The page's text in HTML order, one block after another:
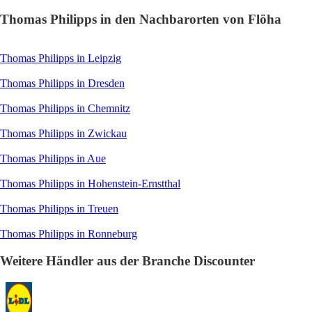
Thomas Philipps in den Nachbarorten von Flöha
Thomas Philipps in Leipzig
Thomas Philipps in Dresden
Thomas Philipps in Chemnitz
Thomas Philipps in Zwickau
Thomas Philipps in Aue
Thomas Philipps in Hohenstein-Ernstthal
Thomas Philipps in Treuen
Thomas Philipps in Ronneburg
Weitere Händler aus der Branche Discounter